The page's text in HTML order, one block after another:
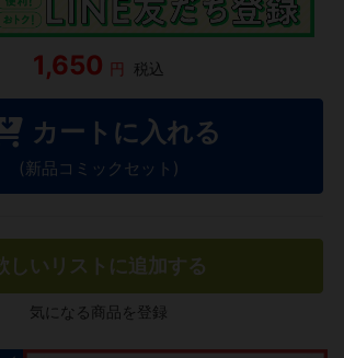
1,650 円 税込
カートに入れる
(新品コミックセット)
しいリストに追加する
気になる商品を登録